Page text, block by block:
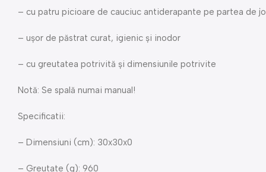
– cu patru picioare de cauciuc antiderapante pe partea de
– ușor de păstrat curat, igienic și inodor
– cu greutatea potrivită și dimensiunile potrivite
Notă: Se spală numai manual!
Specificatii:
– Dimensiuni (cm): 30x30x0
– Greutate (g): 960